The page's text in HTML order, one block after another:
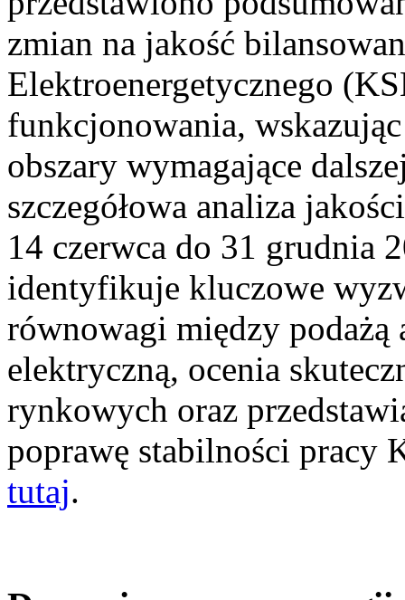
zmian na jakość
Elektroenergetycznego
funkcjonowania,
obszary wymagające
szczegółowa analiza
14 czerwca do 31 grudnia
identyfikuje kluczowe
równowagi między podażą
elektryczną, ocenia
rynkowych oraz
poprawę stabilności pracy
tutaj.